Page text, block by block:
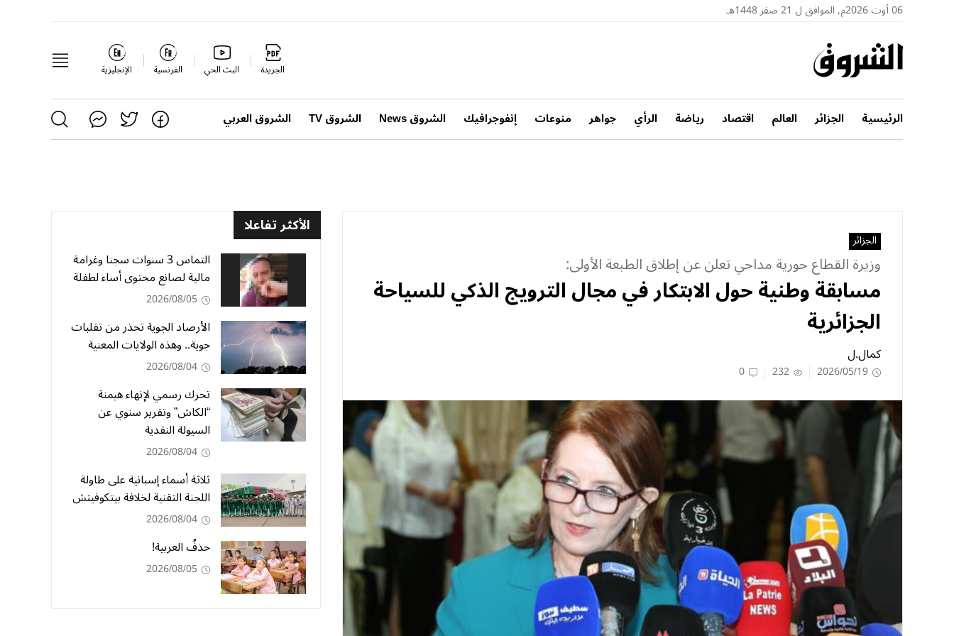
06 أوت 2026م, الموافق ل 21 صفر 1448هـ
الجريدة البث الحي الفرنسية الإنجليزية
الرئيسية الجزائر العالم اقتصاد رياضة الرأي جواهر منوعات إنفوجرافيك الشروق News الشروق TV الشروق العربي
الجزائر
وزيرة القطاع حورية مداحي تعلن عن إطلاق الطبعة الأولى:
مسابقة وطنية حول الابتكار في مجال الترويج الذكي للسياحة
الجزائرية
كمال.ل
2026/05/19
232
0
الأكثر تفاعلا
التماس 3 سنوات سجنا وغرامة
مالية لصانع محتوى أساء لطفلة
2026/08/05
الأرصاد الجوية تحذر من تقلبات
جوية.. وهذه الولايات المعنية
2026/08/04
تحرك رسمي لإنهاء هيمنة
“الكاش” وتقرير سنوي عن
السيولة النقدية
2026/08/04
ثلاثة أسماء إسبانية على طاولة
اللجنة التقنية لخلافة بيتكوفيتش
2026/08/04
حذفُ العربية!
2026/08/05